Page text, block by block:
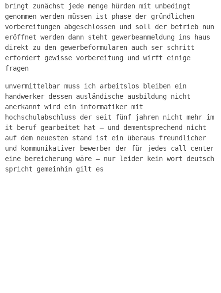
bringt zunächst jede menge hürden mit unbedingt
genommen werden müssen ist phase der gründlichen
vorbereitungen abgeschlossen und soll der betrieb nun
eröffnet werden dann steht gewerbeanmeldung ins haus
direkt zu den gewerbeformularen auch ser schritt
erfordert gewisse vorbereitung und wirft einige
fragen
unvermittelbar muss ich arbeitslos bleiben ein
handwerker dessen ausländische ausbildung nicht
anerkannt wird ein informatiker mit
hochschulabschluss der seit fünf jahren nicht mehr im
it beruf gearbeitet hat – und dementsprechend nicht
auf dem neuesten stand ist ein überaus freundlicher
und kommunikativer bewerber der für jedes call center
eine bereicherung wäre – nur leider kein wort deutsch
spricht gemeinhin gilt es